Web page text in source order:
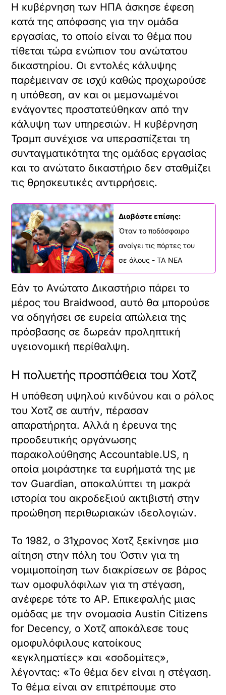
Η κυβέρνηση των ΗΠΑ άσκησε έφεση
κατά της απόφασης για την ομάδα
εργασίας, το οποίο είναι το θέμα που
τίθεται τώρα ενώπιον του ανώτατου
δικαστηρίου. Οι εντολές κάλυψης
παρέμειναν σε ισχύ καθώς προχωρούσε
η υπόθεση, αν και οι μεμονωμένοι
ενάγοντες προστατεύθηκαν από την
κάλυψη των υπηρεσιών. Η κυβέρνηση
Τραμπ συνέχισε να υπερασπίζεται τη
συνταγματικότητα της ομάδας εργασίας
και το ανώτατο δικαστήριο δεν σταθμίζει
τις θρησκευτικές αντιρρήσεις.
Διαβάστε επίσης:
Όταν το ποδόσφαιρο
ανοίγει τις πόρτες του
σε όλους - ΤΑ ΝΕΑ
Εάν το Ανώτατο Δικαστήριο πάρει το
μέρος του Braidwood, αυτό θα μπορούσε
να οδηγήσει σε ευρεία απώλεια της
πρόσβασης σε δωρεάν προληπτική
υγειονομική περίθαλψη.
Η πολυετής προσπάθεια του Χοτζ
Η υπόθεση υψηλού κινδύνου και ο ρόλος
του Χοτζ σε αυτήν, πέρασαν
απαρατήρητα. Αλλά η έρευνα της
προοδευτικής οργάνωσης
παρακολούθησης Accountable.US, η
οποία μοιράστηκε τα ευρήματά της με
τον Guardian, αποκαλύπτει τη μακρά
ιστορία του ακροδεξιού ακτιβιστή στην
προώθηση περιθωριακών ιδεολογιών.
Το 1982, ο 31χρονος Χοτζ ξεκίνησε μια
αίτηση στην πόλη του Όστιν για τη
νομιμοποίηση των διακρίσεων σε βάρος
των ομοφυλόφιλων για τη στέγαση,
ανέφερε τότε το AP. Επικεφαλής μιας
ομάδας με την ονομασία Austin Citizens
for Decency, ο Χοτζ αποκάλεσε τους
ομοφυλόφιλους κατοίκους
«εγκληματίες» και «σοδομίτες»,
λέγοντας: «Το θέμα δεν είναι η στέγαση.
Το θέμα είναι αν επιτρέπουμε στο